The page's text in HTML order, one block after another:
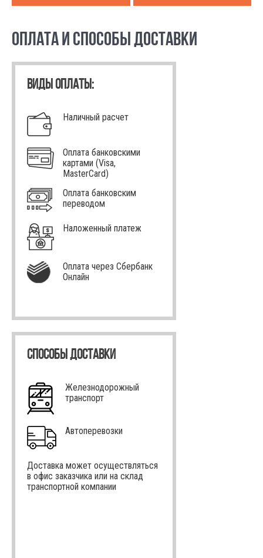
ОПЛАТА И СПОСОБЫ ДОСТАВКИ
ВИДЫ ОПЛАТЫ:
Наличный расчет
Оплата банковскими
картами (Visa,
MasterCard)
Оплата банковским
переводом
Наложенный платеж
Оплата через Сбербанк
Онлайн
СПОСОБЫ ДОСТАВКИ
Железнодорожный
транспорт
Автоперевозки
Доставка может осуществляться
в офис заказчика или на склад
транспортной компании